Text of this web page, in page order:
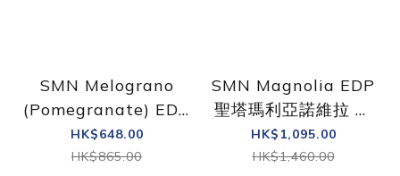
SMN Melograno
(Pomegranate) EDC
聖塔瑪利亞諾維拉 石
榴古龍水 50ml
HK$648.00
HK$865.00
SMN Magnolia EDP
聖塔瑪利亞諾維拉 木
蘭淡香精 50ml
HK$1,095.00
HK$1,460.00